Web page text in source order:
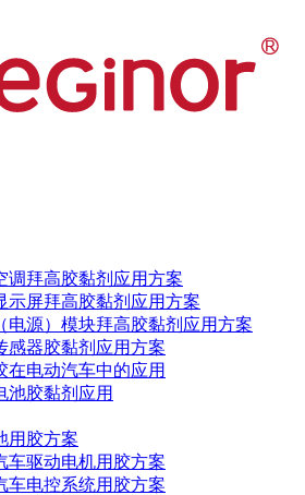
调拜高胶黏剂应用方案
示屏拜高胶黏剂应用方案
电源）模块拜高胶黏剂应用方案
感器胶黏剂应用方案
在电动汽车中的应用
池胶黏剂应用
用胶方案
车驱动电机用胶方案
车电控系统用胶方案